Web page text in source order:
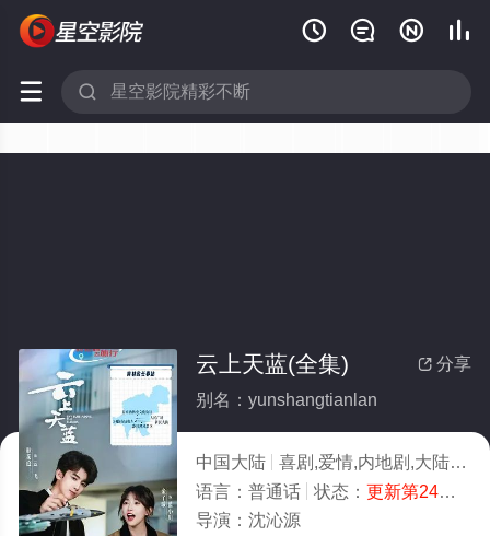
   
 
 分享
云上天蓝(全集)
别名：yunshangtianlan
中国大陆 喜剧,爱情,内地剧,大陆
语言： 普通话 状态： 更新第24集
导演： 沈沁源